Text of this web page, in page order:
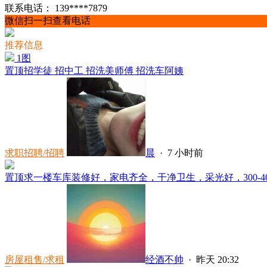
联系电话：
139****7879
微信扫一扫查看电话
推荐信息
1图
置顶招学徒 招中工 招洗美师傅 招洗车阿姨
求职招聘/招聘 晨 · 7 小时前
置顶求一楼车库装修好，家电齐全，干净卫生，采光好，300-
房屋租售/求租 经酒不帅 · 昨天 20:32